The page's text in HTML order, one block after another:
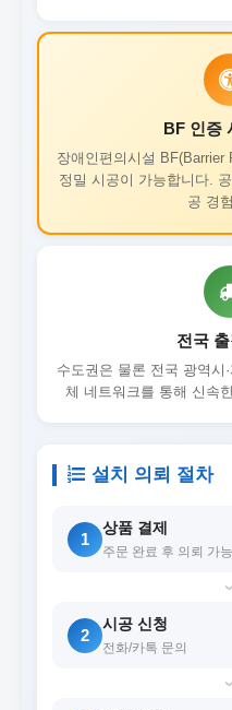
BF 인증
장애인편의시설 BF(Barrier
정밀 시공이 가능합니다.
공 경
전국
수도권은 물론 전국 광역시
체 네트워크를 통해 신속
설치 의뢰 절차
1
상품 결제
주문 완료 후 의뢰 가능
2
시공 신청
전화/카톡 문의